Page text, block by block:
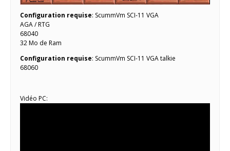
Configuration requise: ScummVm SCI-11 VGA
AGA / RTG
68040
32 Mo de Ram
Configuration requise: ScummVm SCI-11 VGA talkie
68060
Vidéo PC: